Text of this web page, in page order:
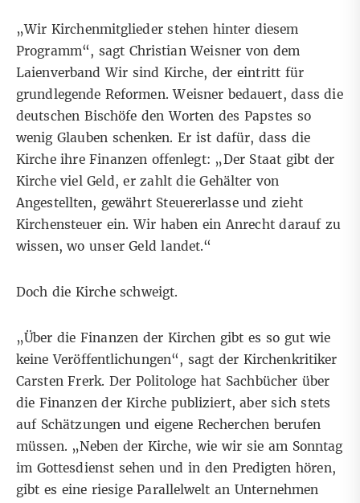
„Wir Kirchenmitglieder stehen hinter diesem
Programm“, sagt Christian Weisner von dem
Laienverband Wir sind Kirche, der eintritt für
grundlegende Reformen. Weisner bedauert, dass die
deutschen Bischöfe den Worten des Papstes so
wenig Glauben schenken. Er ist dafür, dass die
Kirche ihre Finanzen offenlegt: „Der Staat gibt der
Kirche viel Geld, er zahlt die Gehälter von
Angestellten, gewährt Steuererlasse und zieht
Kirchensteuer ein. Wir haben ein Anrecht darauf zu
wissen, wo unser Geld landet.“
Doch die Kirche schweigt.
„Über die Finanzen der Kirchen gibt es so gut wie
keine Veröffentlichungen“, sagt der Kirchenkritiker
Carsten Frerk. Der Politologe hat Sachbücher über
die Finanzen der Kirche publiziert, aber sich stets
auf Schätzungen und eigene Recherchen berufen
müssen. „Neben der Kirche, wie wir sie am Sonntag
im Gottesdienst sehen und in den Predigten hören,
gibt es eine riesige Parallelwelt an Unternehmen